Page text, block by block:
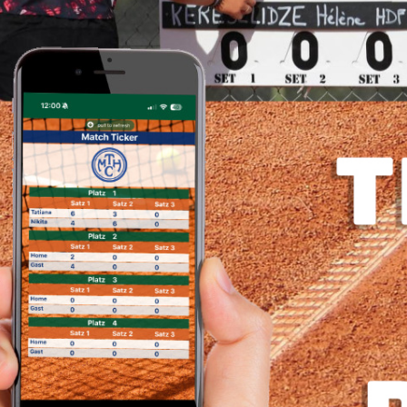
30,00€
Añadir al